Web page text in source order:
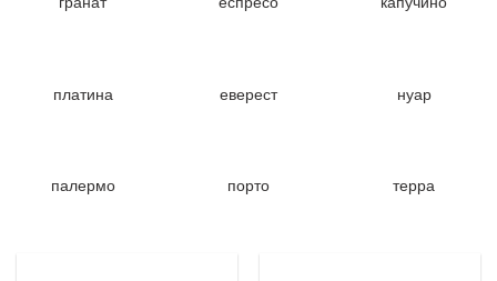
платина еверест нуар
палермо порто терра